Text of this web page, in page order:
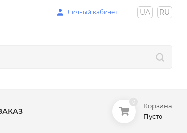
Личный кабинет UA RU
Корзина
Пусто